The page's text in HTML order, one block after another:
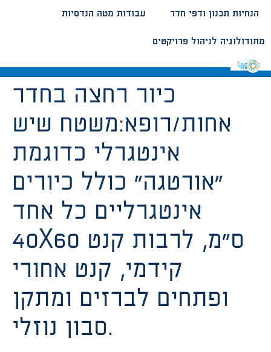
עבודות מטה הנדסיות הנחיות תכנון ודפי חדר
מתודולוגיה לניהול פרויקטים
כיור רחצה בחדר
אחות/רופא:משטח שיש
אינטגרלי כדוגמת
“אורטגה” כולל כיורים
אינטגרליים כל אחד
40X60 ס”מ, לרבות קנט
קידמי, קנט אחורי
ופתחים לברזים ומתקן
סבון נוזלי.